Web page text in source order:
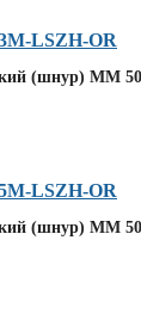
LSZH-OR
(шнур) MM
LSZH-OR
(шнур) MM